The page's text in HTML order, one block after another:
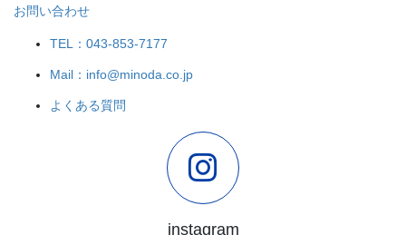
お問い合わせ
TEL：043-853-7177
Mail：info@minoda.co.jp
よくある質問
instagram